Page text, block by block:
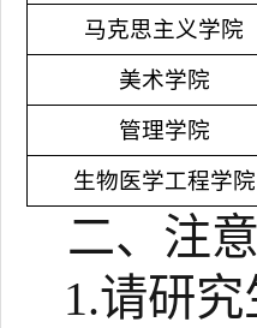
马克思主义学院
美术学院
管理学院
生物医学工程学院
二、注
1.请研